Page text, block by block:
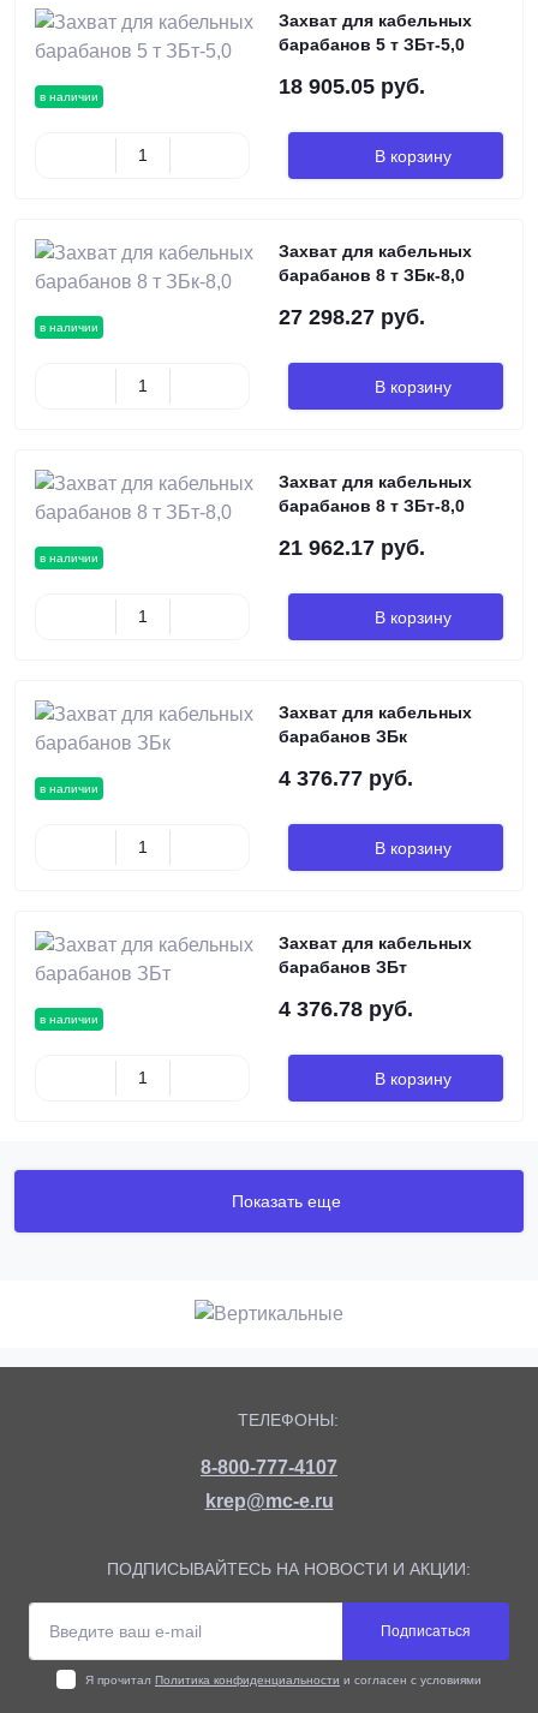
в наличии
Захват для кабельных
барабанов 5 т ЗБт-5,0
18 905.05 руб.
В корзину
в наличии
Захват для кабельных
барабанов 8 т ЗБк-8,0
27 298.27 руб.
В корзину
в наличии
Захват для кабельных
барабанов 8 т ЗБт-8,0
21 962.17 руб.
В корзину
в наличии
Захват для кабельных
барабанов ЗБк
4 376.77 руб.
В корзину
в наличии
Захват для кабельных
барабанов ЗБт
4 376.78 руб.
В корзину
Показать еще
ТЕЛЕФОНЫ:
8-800-777-4107
krep@mc-e.ru
ПОДПИСЫВАЙТЕСЬ НА НОВОСТИ И АКЦИИ:
Подписаться
Я прочитал Политика конфиденциальности и согласен с условиями